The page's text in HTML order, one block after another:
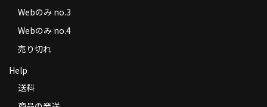
Webのみ no.3
Webのみ no.4
売り切れ
Help
送料